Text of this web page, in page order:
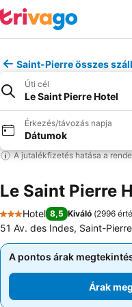
Saint-Pierre összes
Úti cél
Le Saint Pierre Hotel
Érkezés/távozás napja
Dátumok
A jutalékfizetés hatása a
Le Saint Pierre
3 Kategória
Hotel 8,5 Kiváló (2996
51 Av. des Indes, Saint-
A pontos árak
Árak
A pontos árak
Árak